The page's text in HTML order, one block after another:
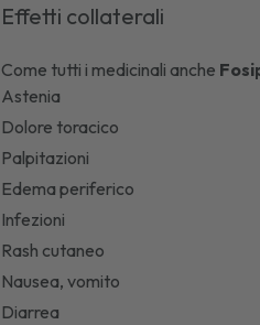
Effetti collaterali
Come tutti i medicinali anche
Astenia
Dolore toracico
Palpitazioni
Edema periferico
Infezioni
Rash cutaneo
Nausea, vomito
Diarrea